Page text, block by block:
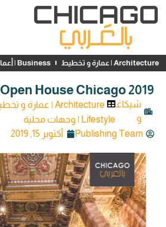
Architecture | عمارة و تخطيط Business | أعمال
Open House Chicago 2019
شيكاغ
و
Architecture | عمارة و تخطيط
Lifestyle | وجهات محلية
Publishing Team
أكتوبر 15, 2019